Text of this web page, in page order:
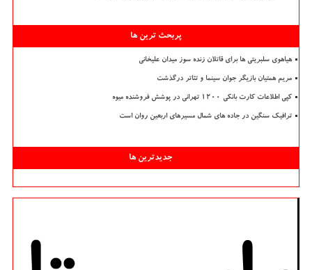
پربحث ترین ها
هیاهوی سلبریتی ها برای قاتلان زنده سوز میدان علیخانی
مریم همتیان بازیگر جوان سینما و تئاتر درگذشت
کپی اطلاعات کارت بانکی ۱۲۰۰ تهرانی در پوشش فروشنده میوه
ترافیک سنگین در جاده های شمال مسیرهای اربعین روان است
جدیدترین ها